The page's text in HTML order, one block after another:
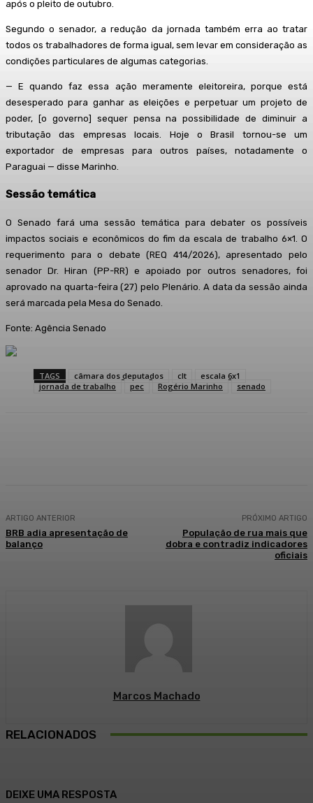
após o pleito de outubro.
Segundo o senador, a redução da jornada também erra ao tratar
todos os trabalhadores de forma igual, sem levar em consideração as
condições particulares de algumas categorias.
— E quando faz essa ação meramente eleitoreira, porque está
desesperado para ganhar as eleições e perpetuar um projeto de
poder, [o governo] sequer pensa na possibilidade de diminuir a
tributação das empresas locais. Hoje o Brasil tornou-se um
exportador de empresas para outros países, notadamente o
Paraguai — disse Marinho.
Sessão temática
O Senado fará uma sessão temática para debater os possíveis
impactos sociais e econômicos do fim da escala de trabalho 6×1. O
requerimento para o debate (REQ 414/2026), apresentado pelo
senador Dr. Hiran (PP-RR) e apoiado por outros senadores, foi
aprovado na quarta-feira (27) pelo Plenário. A data da sessão ainda
será marcada pela Mesa do Senado.
Fonte: Agência Senado
TAGS câmara dos deputados clt
escala 6x1
jornada de trabalho
pec Rogério Marinho senado
ARTIGO ANTERIOR
BRB adia apresentação de
balanço
PRÓXIMO ARTIGO
População de rua mais que
dobra e contradiz indicadores
oficiais
Marcos Machado
RELACIONADOS
DEIXE UMA RESPOSTA